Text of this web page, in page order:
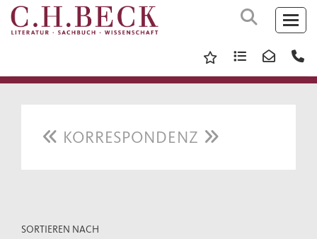
KORRESPONDENZ
SORTIEREN NACH